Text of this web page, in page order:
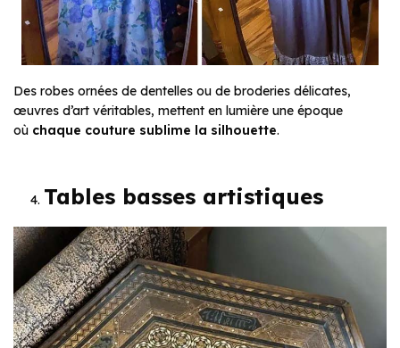
Des robes ornées de dentelles ou de broderies délicates,
œuvres d’art véritables, mettent en lumière une époque
où chaque couture sublime la silhouette.
Tables basses artistiques